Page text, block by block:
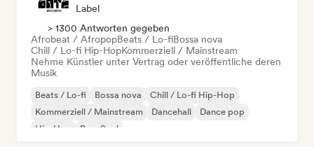
Label
> 1300 Antworten gegeben
Afrobeat / AfropopBeats / Lo-fiBossa nova
Chill / Lo-fi Hip-HopKommerziell / Mainstream
Nehme Künstler unter Vertrag oder veröffentliche deren
Musik
Beats / Lo-fi Bossa nova
Chill / Lo-fi Hip-Hop
Kommerziell / Mainstream
Dancehall
Dance pop
Hip-Hop
Pop-Soul